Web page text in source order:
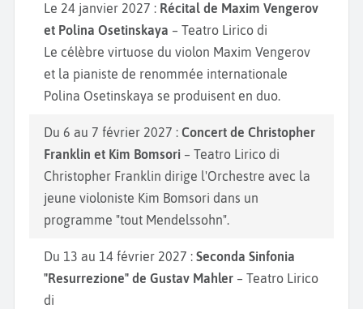
Le 24 janvier 2027 : Récital de Maxim Vengerov
et Polina Osetinskaya – Teatro Lirico di
Le célèbre virtuose du violon Maxim Vengerov
et la pianiste de renommée internationale
Polina Osetinskaya se produisent en duo.
Du 6 au 7 février 2027 : Concert de Christopher
Franklin et Kim Bomsori – Teatro Lirico di
Christopher Franklin dirige l'Orchestre avec la
jeune violoniste Kim Bomsori dans un
programme "tout Mendelssohn".
Du 13 au 14 février 2027 : Seconda Sinfonia
"Resurrezione" de Gustav Mahler – Teatro Lirico
di